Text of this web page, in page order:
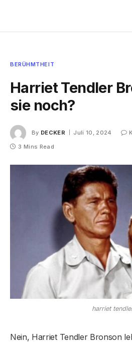
BERÜHMTHEIT
Harriet Tendler
sie noch?
By DECKER Juli 10, 2024
3 Mins Read
harriet
Nein, Harriet Tendler Bronson